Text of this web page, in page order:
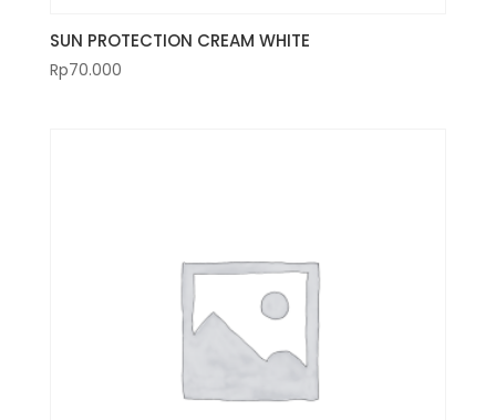
SUN PROTECTION CREAM WHITE
Rp70.000